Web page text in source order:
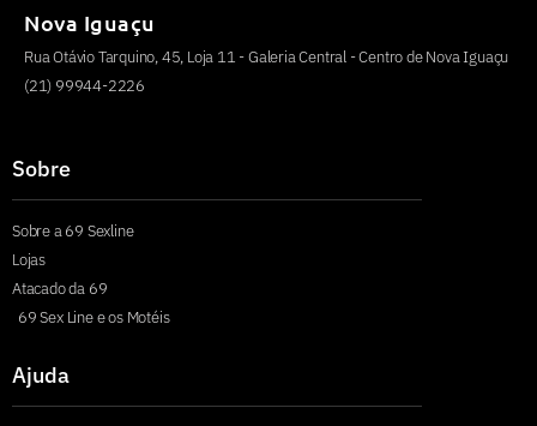
Nova Iguaçu
Rua Otávio Tarquino, 45, Loja 11 - Galeria Central - Centro de Nova Iguaçu
(21) 99944-2226
Sobre
Sobre a 69 Sexline
Lojas
Atacado da 69
69 Sex Line e os Motéis
Ajuda